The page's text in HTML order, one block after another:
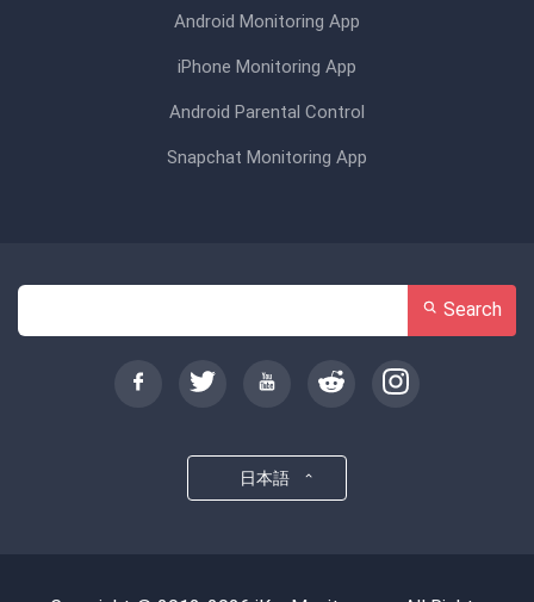
Android Monitoring App
iPhone Monitoring App
Android Parental Control
Snapchat Monitoring App
Search
日本語